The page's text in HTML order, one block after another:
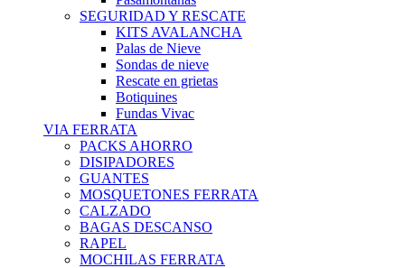
SEGURIDAD Y RESCATE
KITS AVALANCHA
Palas de Nieve
Sondas de nieve
Rescate en grietas
Botiquines
Fundas Vivac
VIA FERRATA
PACKS AHORRO
DISIPADORES
GUANTES
MOSQUETONES FERRATA
CALZADO
BAGAS DESCANSO
RAPEL
MOCHILAS FERRATA